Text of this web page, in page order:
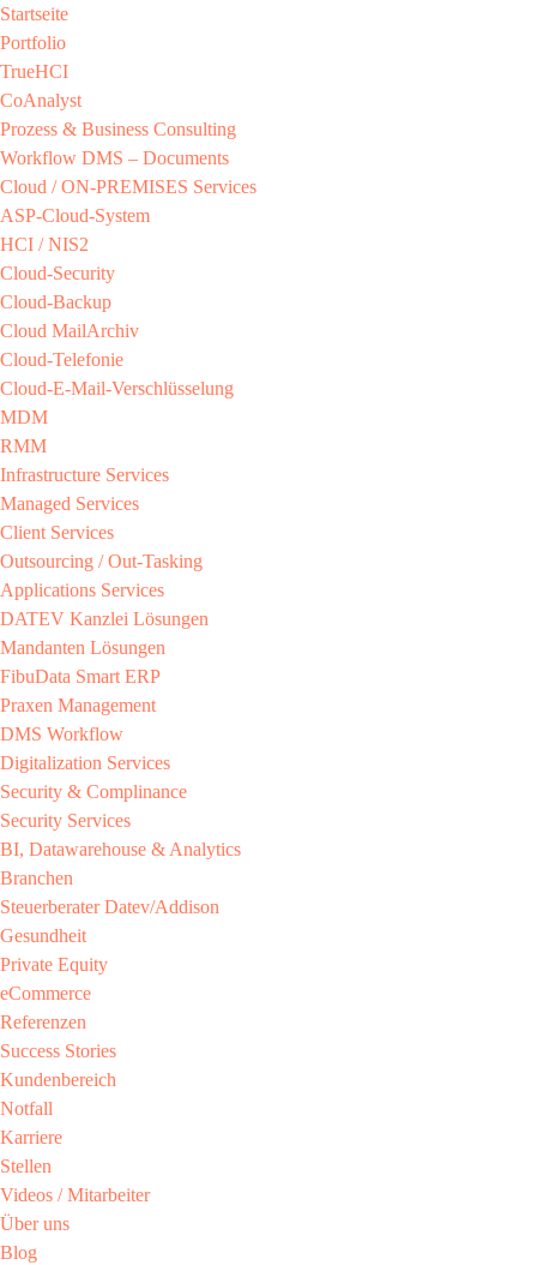
Startseite
Portfolio
TrueHCI
CoAnalyst
Prozess & Business Consulting
Workflow DMS – Documents
Cloud / ON-PREMISES​ Services​
ASP-Cloud-System​
HCI / NIS2​
Cloud-Security​
Cloud-Backup​
Cloud MailArchiv​
Cloud-Telefonie​
Cloud-E-Mail-Verschlüsselung​
MDM​
RMM​
Infrastructure Services
Managed Services​
Client Services​
Outsourcing / Out-Tasking​
Applications Services
DATEV Kanzlei Lösungen​
Mandanten Lösungen​
FibuData Smart ERP​
Praxen Management​
DMS Workflow​
Digitalization Services
Security & Complinance​
Security Services​
BI, Datawarehouse & Analytics
Branchen​
Steuerberater​ Datev/Addison​
Gesundheit​
Private Equity​
eCommerce​
Referenzen​
Success Stories​
Kundenbereich​
Notfall
Karriere​
Stellen
Videos / Mitarbeiter​
Über uns
Blog